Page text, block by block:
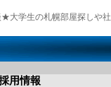
大学生の札幌部屋探しや
用情報